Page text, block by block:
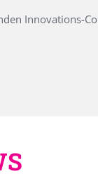
Innovations-